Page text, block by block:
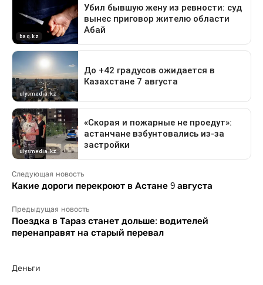
Следующая новость
Какие дороги перекроют в Астане 9 августа
Предыдущая новость
Поездка в Тараз станет дольше: водителей
перенаправят на старый перевал
Деньги